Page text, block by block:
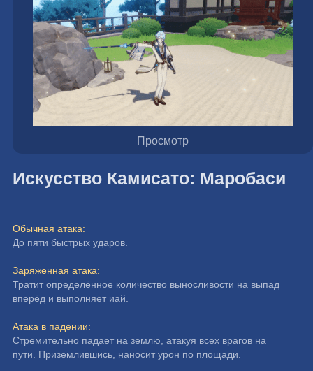
Просмотр
Искусство Камисато: Маробаси
Обычная атака:
До пяти быстрых ударов.
Заряженная атака:
Тратит определённое количество выносливости на выпад
вперёд и выполняет иай.
Атака в падении:
Стремительно падает на землю, атакуя всех врагов на
пути. Приземлившись, наносит урон по площади.